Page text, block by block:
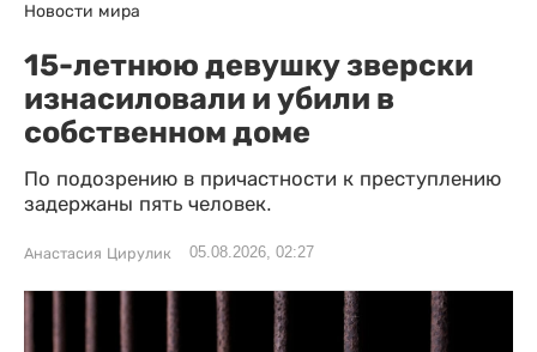
Новости мира
15-летнюю девушку зверски
изнасиловали и убили в
собственном доме
По подозрению в причастности к преступлению
задержаны пять человек.
Анастасия Цирулик 05.08.2026, 02:27